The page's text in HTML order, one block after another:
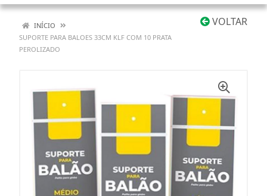
VOLTAR
INÍCIO
SUPORTE PARA BALOES 33CM KLF COM 10 PRATA
PEROLIZADO